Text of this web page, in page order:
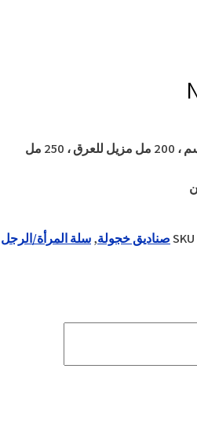
يحتوي على 400 مل لوشن للجسم ، 200 مل مزيل للعرق ، 250 مل
SKUصناديق خجولة,سلة المرأة/الرجل